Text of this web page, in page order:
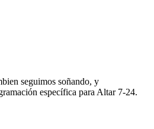
seguimos soñando, y
específica para Altar 7-24.